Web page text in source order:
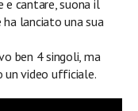
cantare, suona il
lanciato una sua
ben 4 singoli, ma
un video ufficiale.